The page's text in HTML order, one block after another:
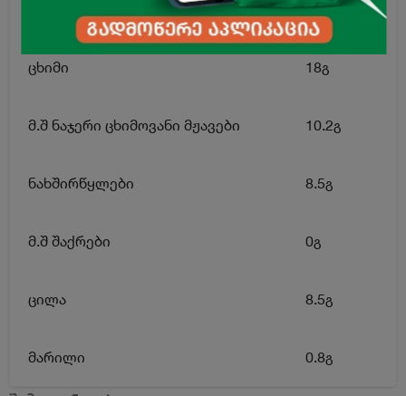
ენერგეტიკული ღირებულება 230კკალ
ცხიმი 18გ
მ.შ ნაჯერი ცხიმოვანი მჟავები 10.2გ
ნახშირწყლები 8.5გ
მ.შ შაქრები 0გ
ცილა 8.5გ
მარილი 0.8გ